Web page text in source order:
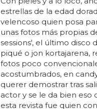
estrellas de la edad
velencoso quien posa
unas fotos más propias
sessions', el último disco
piqué o jon kortajarena,
fotos poco
acostumbrados, en
querer demostrar tras
actor y se le da bien eso
esta revista fue quien